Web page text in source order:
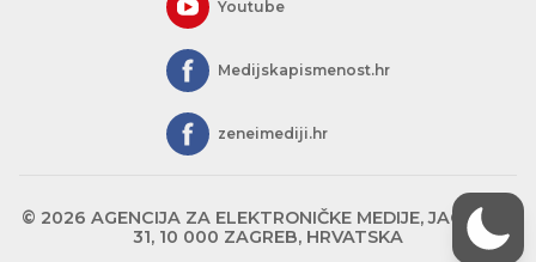
Youtube
Medijskapismenost.hr
zeneimediji.hr
© 2026 AGENCIJA ZA ELEKTRONIČKE MEDIJE, JAGIĆEVA
31, 10 000 ZAGREB, HRVATSKA